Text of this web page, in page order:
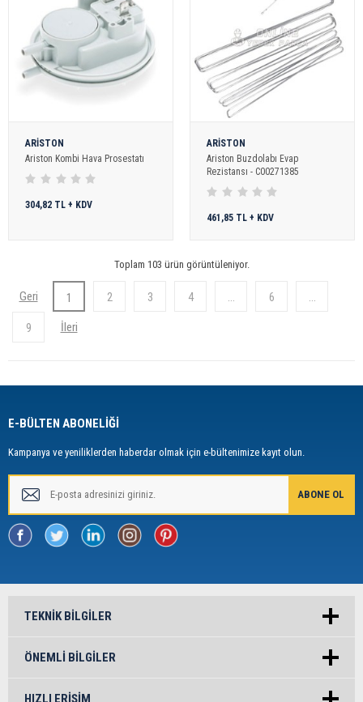
ARİSTON
Ariston Kombi Hava Prosestatı
304,82 TL + KDV
ARİSTON
Ariston Buzdolabı Evap
Rezistansı - C00271385
461,85 TL + KDV
Toplam 103 ürün görüntüleniyor.
1 2 3 4 ... 6 ...
9
E-BÜLTEN ABONELİĞİ
Kampanya ve yeniliklerden haberdar olmak için e-bültenimize kayıt olun.
TEKNIK BILGILER
ÖNEMLI BILGILER
HIZLI ERIŞIM